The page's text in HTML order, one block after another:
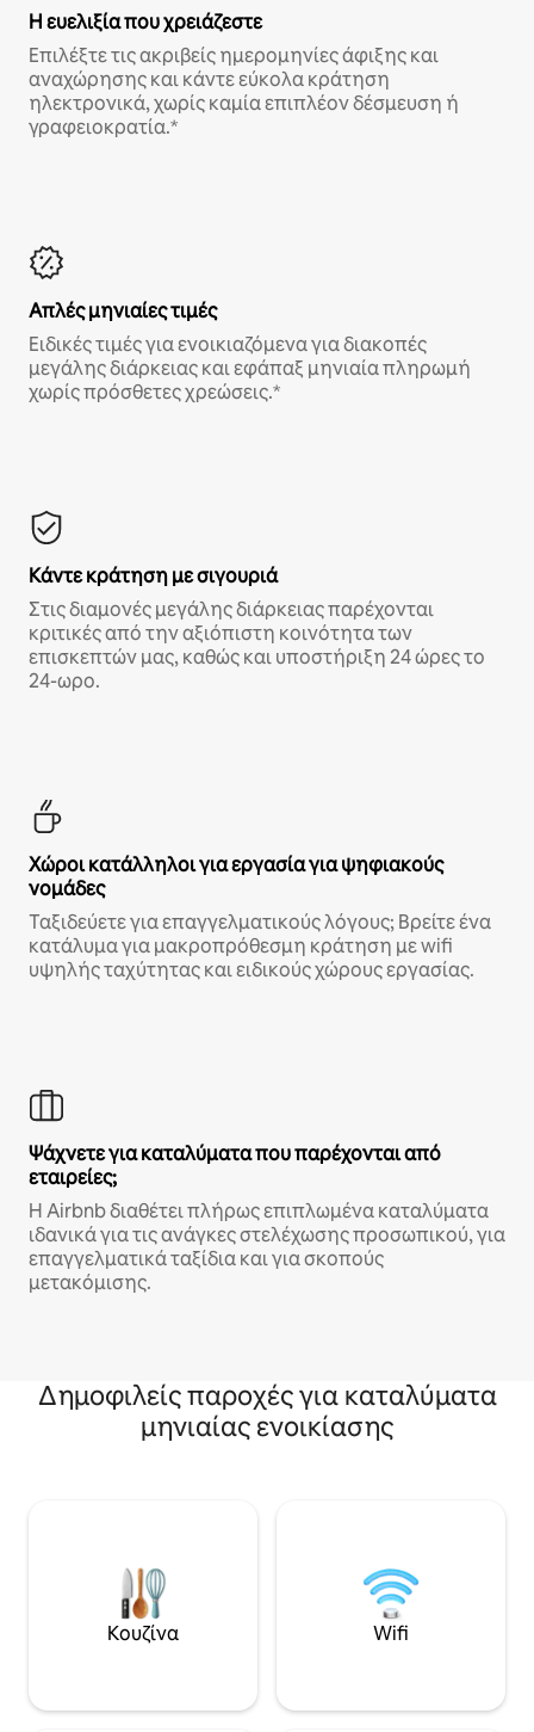
Η ευελιξία που χρειάζεστε
Επιλέξτε τις ακριβείς ημερομηνίες άφιξης και
αναχώρησης και κάντε εύκολα κράτηση
ηλεκτρονικά, χωρίς καμία επιπλέον δέσμευση ή
γραφειοκρατία.*
Απλές μηνιαίες τιμές
Ειδικές τιμές για ενοικιαζόμενα για διακοπές
μεγάλης διάρκειας και εφάπαξ μηνιαία πληρωμή
χωρίς πρόσθετες χρεώσεις.*
Κάντε κράτηση με σιγουριά
Στις διαμονές μεγάλης διάρκειας παρέχονται
κριτικές από την αξιόπιστη κοινότητα των
επισκεπτών μας, καθώς και υποστήριξη 24 ώρες το
24-ωρο.
Χώροι κατάλληλοι για εργασία για ψηφιακούς
νομάδες
Ταξιδεύετε για επαγγελματικούς λόγους; Βρείτε ένα
κατάλυμα για μακροπρόθεσμη κράτηση με wifi
υψηλής ταχύτητας και ειδικούς χώρους εργασίας.
Ψάχνετε για καταλύματα που παρέχονται από
εταιρείες;
Η Airbnb διαθέτει πλήρως επιπλωμένα καταλύματα
ιδανικά για τις ανάγκες στελέχωσης προσωπικού, για
επαγγελματικά ταξίδια και για σκοπούς
μετακόμισης.
Δημοφιλείς παροχές για καταλύματα
μηνιαίας ενοικίασης
Κουζίνα Wifi